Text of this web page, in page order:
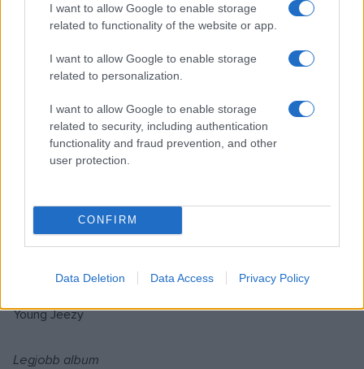
I want to allow Google to enable storage
related to functionality of the website or app.
I want to allow Google to enable storage
related to personalization.
I want to allow Google to enable storage
related to security, including authentication
functionality and fraud prevention, and other
user protection.
CONFIRM
Data Deletion Data Access Privacy Policy
Beyoncé - B'Day
Justin Timberlake - FutureSex/LoveSounds
Rap/Hip-Hop:
Legjobb együttes
Bone Thugs-N-Hamony
Legjobb férfi előadó
Young Jeezy
Legjobb album